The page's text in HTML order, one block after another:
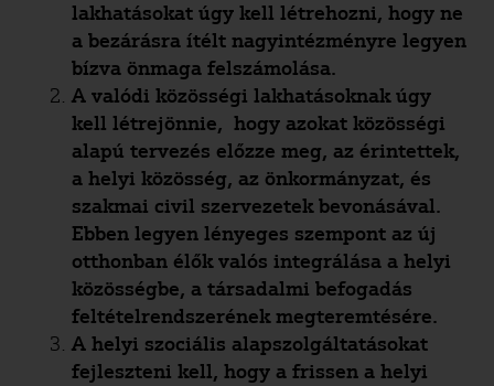
lakhatásokat úgy kell létrehozni, hogy ne
a bezárásra ítélt nagyintézményre legyen
bízva önmaga felszámolása.
A valódi közösségi lakhatásoknak úgy
kell létrejönnie, hogy azokat közösségi
alapú tervezés előzze meg, az érintettek,
a helyi közösség, az önkormányzat, és
szakmai civil szervezetek bevonásával.
Ebben legyen lényeges szempont az új
otthonban élők valós integrálása a helyi
közösségbe, a társadalmi befogadás
feltételrendszerének megteremtésére.
A helyi szociális alapszolgáltatásokat
fejleszteni kell, hogy a frissen a helyi